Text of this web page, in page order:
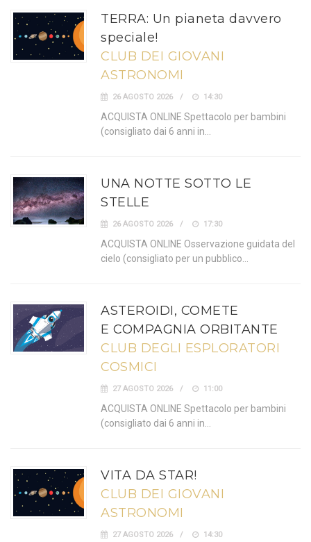
TERRA: Un pianeta davvero
speciale!
CLUB DEI GIOVANI
ASTRONOMI
26 AGOSTO 2026 14:30
ACQUISTA ONLINE Spettacolo per bambini
(consigliato dai 6 anni in…
UNA NOTTE SOTTO LE
STELLE
26 AGOSTO 2026 17:30
ACQUISTA ONLINE Osservazione guidata del
cielo (consigliato per un pubblico…
ASTEROIDI, COMETE
E COMPAGNIA ORBITANTE
CLUB DEGLI ESPLORATORI
COSMICI
27 AGOSTO 2026 11:00
ACQUISTA ONLINE Spettacolo per bambini
(consigliato dai 6 anni in…
VITA DA STAR!
CLUB DEI GIOVANI
ASTRONOMI
27 AGOSTO 2026 14:30